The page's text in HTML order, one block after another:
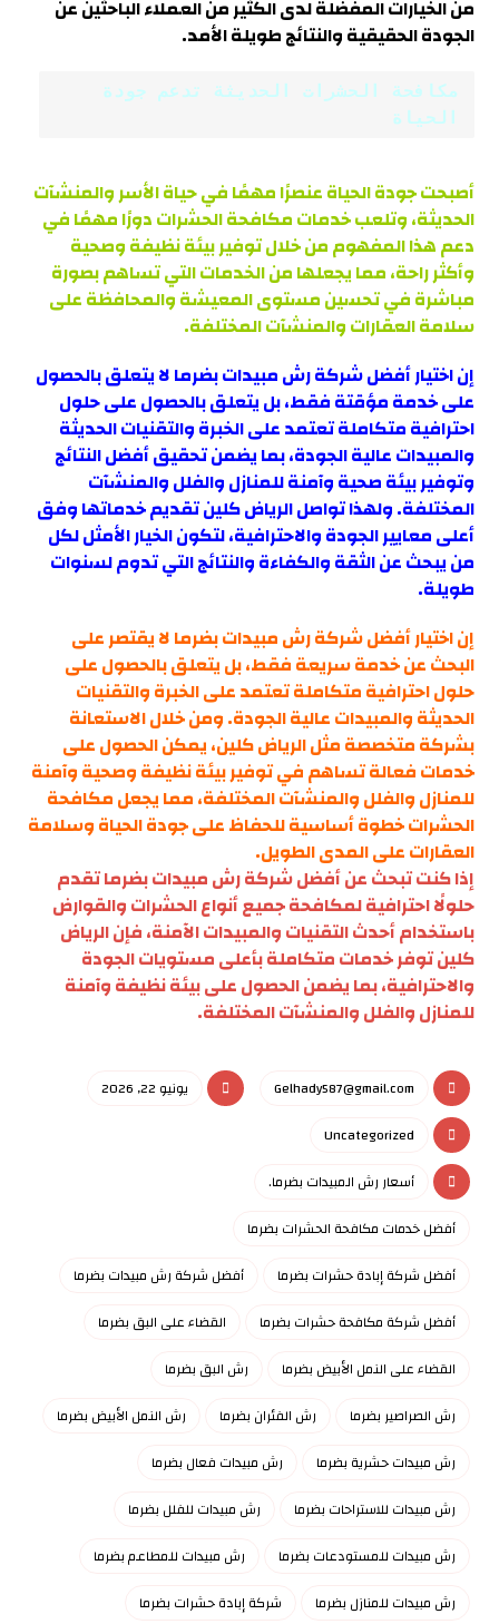
من الخيارات المفضلة لدى الكثير من العملاء الباحثين عن
الجودة الحقيقية والنتائج طويلة الأمد.
الحياة
أصبحت جودة الحياة عنصرًا مهمًا في حياة الأسر والمنشآت
الحديثة، وتلعب خدمات مكافحة الحشرات دورًا مهمًا في
دعم هذا المفهوم من خلال توفير بيئة نظيفة وصحية
وأكثر راحة، مما يجعلها من الخدمات التي تساهم بصورة
مباشرة في تحسين مستوى المعيشة والمحافظة على
سلامة العقارات والمنشآت المختلفة.
إن اختيار أفضل شركة رش مبيدات بضرما لا يتعلق بالحصول
على خدمة مؤقتة فقط، بل يتعلق بالحصول على حلول
احترافية متكاملة تعتمد على الخبرة والتقنيات الحديثة
والمبيدات عالية الجودة، بما يضمن تحقيق أفضل النتائج
وتوفير بيئة صحية وآمنة للمنازل والفلل والمنشآت
المختلفة. ولهذا تواصل الرياض كلين تقديم خدماتها وفق
أعلى معايير الجودة والاحترافية، لتكون الخيار الأمثل لكل
من يبحث عن الثقة والكفاءة والنتائج التي تدوم لسنوات
طويلة.
إن اختيار أفضل شركة رش مبيدات بضرما لا يقتصر على
البحث عن خدمة سريعة فقط، بل يتعلق بالحصول على
حلول احترافية متكاملة تعتمد على الخبرة والتقنيات
الحديثة والمبيدات عالية الجودة. ومن خلال الاستعانة
بشركة متخصصة مثل الرياض كلين، يمكن الحصول على
خدمات فعالة تساهم في توفير بيئة نظيفة وصحية وآمنة
للمنازل والفلل والمنشآت المختلفة، مما يجعل مكافحة
الحشرات خطوة أساسية للحفاظ على جودة الحياة وسلامة
العقارات على المدى الطويل.
إذا كنت تبحث عن أفضل شركة رش مبيدات بضرما تقدم
حلولًا احترافية لمكافحة جميع أنواع الحشرات والقوارض
باستخدام أحدث التقنيات والمبيدات الآمنة، فإن الرياض
كلين توفر خدمات متكاملة بأعلى مستويات الجودة
والاحترافية، بما يضمن الحصول على بيئة نظيفة وآمنة
للمنازل والفلل والمنشآت المختلفة.
Gelhady587@gmail.com
يونيو 22, 2026
Uncategorized
أسعار رش المبيدات بضرما.
أفضل خدمات مكافحة الحشرات بضرما
أفضل شركة إبادة حشرات بضرما
أفضل شركة رش مبيدات بضرما
أفضل شركة مكافحة حشرات بضرما
القضاء على البق بضرما
القضاء على النمل الأبيض بضرما
رش البق بضرما
رش الصراصير بضرما
رش الفئران بضرما
رش النمل الأبيض بضرما
رش مبيدات حشرية بضرما
رش مبيدات فعال بضرما
رش مبيدات للاستراحات بضرما
رش مبيدات للفلل بضرما
رش مبيدات للمستودعات بضرما
رش مبيدات للمطاعم بضرما
رش مبيدات للمنازل بضرما
شركة إبادة حشرات بضرما